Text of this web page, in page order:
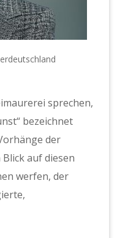
sprechen,
bezeichnet
der
auf diesen
werfen, der